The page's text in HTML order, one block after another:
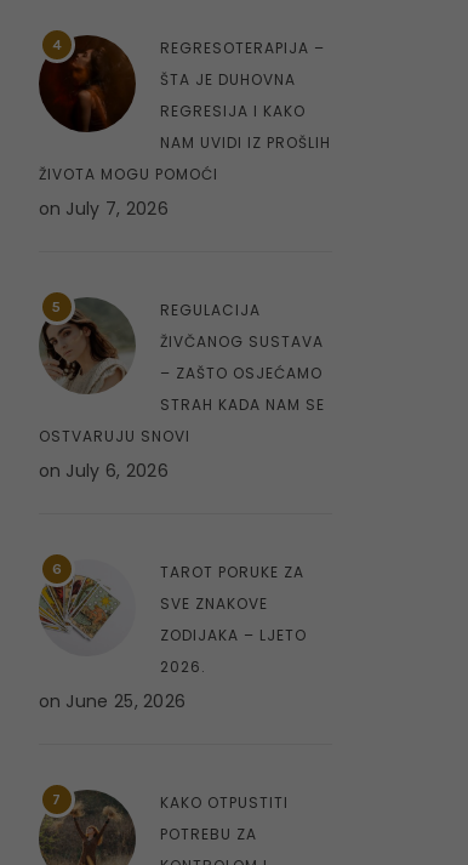
4
REGRESOTERAPIJA –
ŠTA JE DUHOVNA
REGRESIJA I KAKO
NAM UVIDI IZ PROŠLIH
ŽIVOTA MOGU POMOĆI
on July 7, 2026
5
REGULACIJA
ŽIVČANOG SUSTAVA
– ZAŠTO OSJEĆAMO
STRAH KADA NAM SE
OSTVARUJU SNOVI
on July 6, 2026
6
TAROT PORUKE ZA
SVE ZNAKOVE
ZODIJAKA – LJETO
2026.
on June 25, 2026
7
KAKO OTPUSTITI
POTREBU ZA